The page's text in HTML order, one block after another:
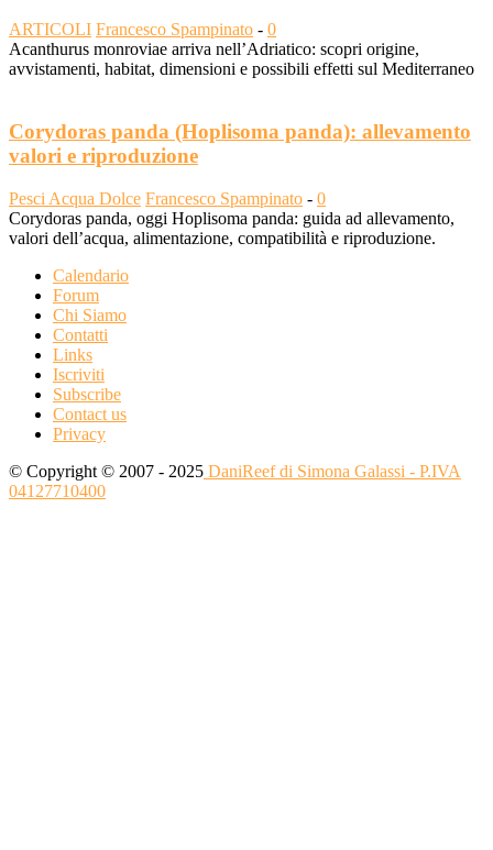
ARTICOLI Francesco Spampinato - 0
Acanthurus monroviae arriva nell’Adriatico: scopri origine,
avvistamenti, habitat, dimensioni e possibili effetti sul Mediterraneo
Corydoras panda (Hoplisoma panda): allevamento
valori e riproduzione
Pesci Acqua Dolce Francesco Spampinato - 0
Corydoras panda, oggi Hoplisoma panda: guida ad allevamento,
valori dell’acqua, alimentazione, compatibilità e riproduzione.
Calendario
Forum
Chi Siamo
Contatti
Links
Iscriviti
Subscribe
Contact us
Privacy
© Copyright © 2007 - 2025 DaniReef di Simona Galassi - P.IVA
04127710400